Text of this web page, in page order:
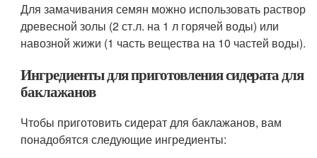
Для замачивания семян можно использовать раствор
древесной золы (2 ст.л. на 1 л горячей воды) или
навозной жижи (1 часть вещества на 10 частей воды).
Ингредиенты для приготовления сидерата для
баклажанов
Чтобы приготовить сидерат для баклажанов, вам
понадобятся следующие ингредиенты: